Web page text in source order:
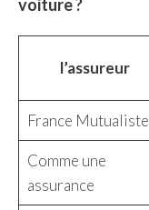
voiture ?
l’assureur
France Mutualiste
Comme une
assurance